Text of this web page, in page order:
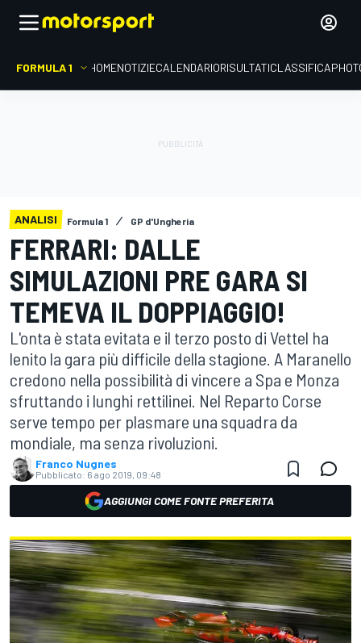
FORMULA 1 HOMENOTIZIECALENDARIORISULTATICLASSIFICA
ANALISI Formula 1 GP d'Ungheria
FERRARI: DALLE
SIMULAZIONI PRE GARA SI
TEMEVA IL DOPPIAGGIO!
L'onta è stata evitata e il terzo posto di Vettel ha
lenito la gara più difficile della stagione. A Maranello
credono nella possibilità di vincere a Spa e Monza
sfruttando i lunghi rettilinei. Nel Reparto Corse
serve tempo per plasmare una squadra da
mondiale, ma senza rivoluzioni.
Franco Nugnes
Pubblicato: 6 ago 2019, 09:48
AGGIUNGI COME FONTE PREFERITA